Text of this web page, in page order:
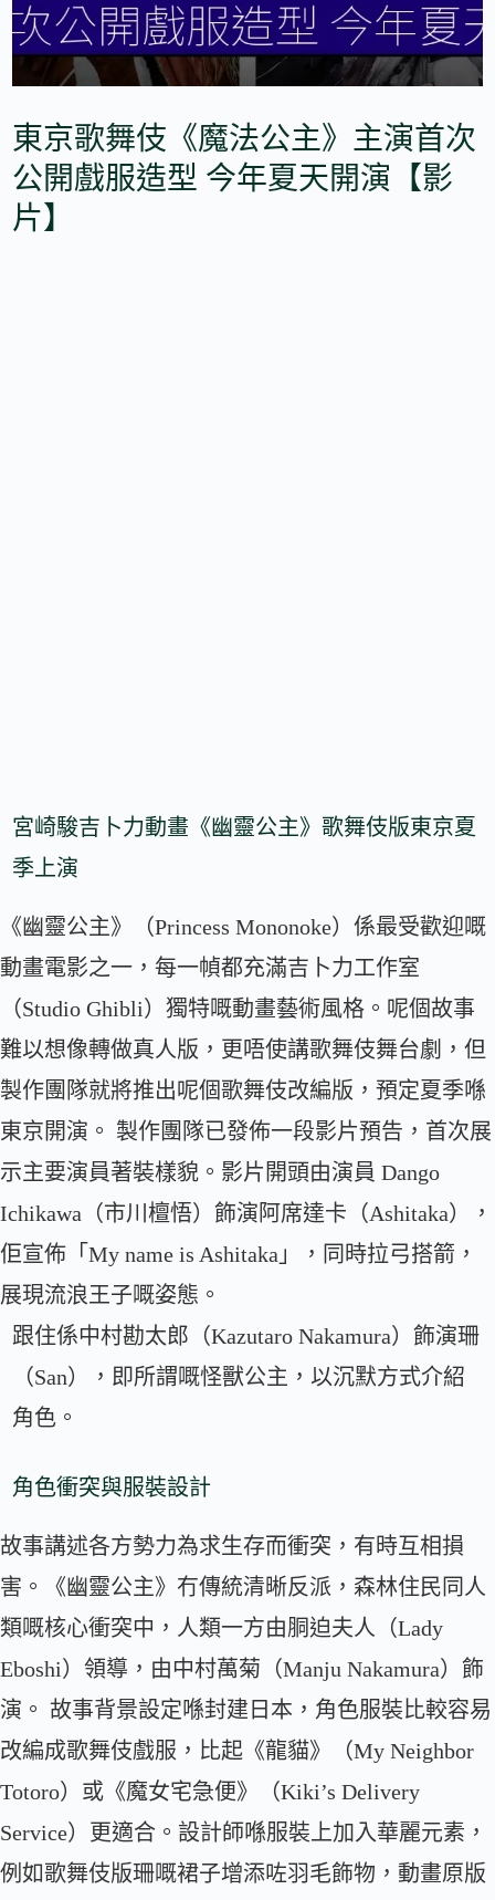
東京歌舞伎《魔法公主》主演首次
公開戲服造型 今年夏天開演【影
片】
宮崎駿吉卜力動畫《幽靈公主》歌舞伎版東京夏
季上演
《幽靈公主》（Princess Mononoke）係最受歡迎嘅
動畫電影之一，每一幀都充滿吉卜力工作室
（Studio Ghibli）獨特嘅動畫藝術風格。呢個故事
難以想像轉做真人版，更唔使講歌舞伎舞台劇，但
製作團隊就將推出呢個歌舞伎改編版，預定夏季喺
東京開演。 製作團隊已發佈一段影片預告，首次展
示主要演員著裝樣貌。影片開頭由演員 Dango
Ichikawa（市川檀悟）飾演阿席達卡（Ashitaka），
佢宣佈「My name is Ashitaka」，同時拉弓搭箭，
展現流浪王子嘅姿態。
跟住係中村勘太郎（Kazutaro Nakamura）飾演珊
（San），即所謂嘅怪獸公主，以沉默方式介紹
角色。
角色衝突與服裝設計
故事講述各方勢力為求生存而衝突，有時互相損
害。《幽靈公主》冇傳統清晰反派，森林住民同人
類嘅核心衝突中，人類一方由胴迫夫人（Lady
Eboshi）領導，由中村萬菊（Manju Nakamura）飾
演。 故事背景設定喺封建日本，角色服裝比較容易
改編成歌舞伎戲服，比起《龍貓》（My Neighbor
Totoro）或《魔女宅急便》（Kiki’s Delivery
Service）更適合。設計師喺服裝上加入華麗元素，
例如歌舞伎版珊嘅裙子增添咗羽毛飾物，動畫原版